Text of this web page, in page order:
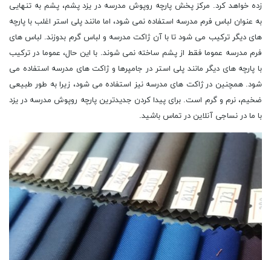
زده خواهد کرد. مرکز پخش پارچه روپوش مدرسه در یزد پشم، پشم به تنهایی
به عنوان لباس فرم مدرسه استفاده نمی شود، اما مانند پلی استر اغلب با پارچه
های دیگر ترکیب می شود تا با آن ژاکت مدرسه و لباس گرم بدوزند. لباس های
فرم مدرسه عموما فقط از پشم ساخته نمی شوند. با این حال، عموما در ترکیب
با پارچه های دیگر مانند پلی استر در جامپرها و ژاکت های مدرسه استفاده می
شود. همچنین در ژاکت های مدرسه نیز استفاده می شود، زیرا به طور طبیعی
ضخیم، نرم و گرم است. برای پیدا کردن جدیدترین پارچه روپوش مدرسه در یزد
با ما در نساجی آنلاین در تماس باشید.